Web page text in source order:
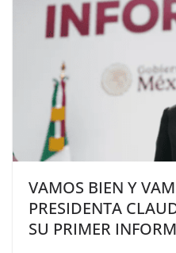
VAMOS BIEN Y
PRESIDENTA
SU PRIMER